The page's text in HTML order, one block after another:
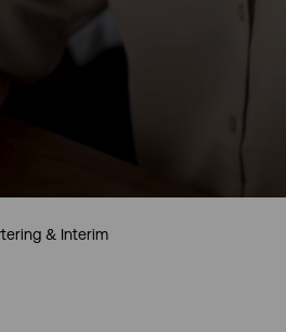
& Interim